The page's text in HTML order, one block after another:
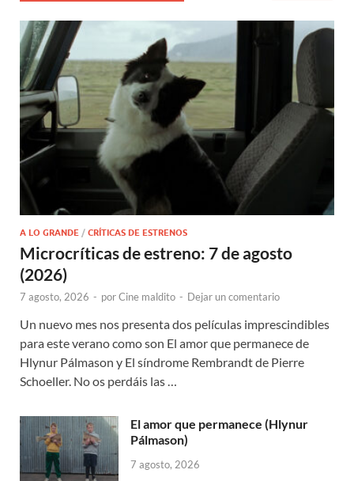
A LO GRANDE / CRÍTICAS DE ESTRENOS
Microcríticas de estreno: 7 de agosto
(2026)
7 agosto, 2026 - porCine maldito - Dejar un comentario
Un nuevo mes nos presenta dos películas imprescindibles
para este verano como son El amor que permanece de
Hlynur Pálmason y El síndrome Rembrandt de Pierre
Schoeller. No os perdáis las …
El amor que permanece (Hlynur
Pálmason)
7 agosto, 2026